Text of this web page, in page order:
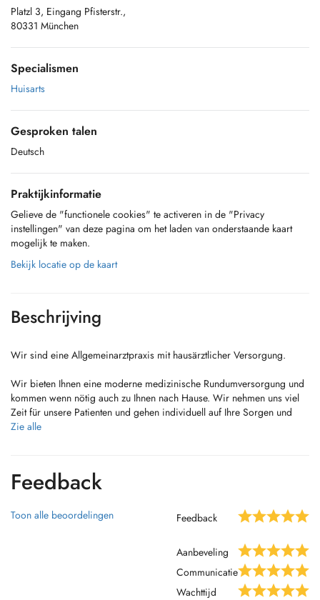
Platzl 3, Eingang Pfisterstr.,
80331 München
Specialismen
Huisarts
Gesproken talen
Deutsch
Praktijkinformatie
Gelieve de "functionele cookies" te activeren in de "Privacy
instellingen" van deze pagina om het laden van onderstaande kaart
mogelijk te maken.
Bekijk locatie op de kaart
Beschrijving
Wir sind eine Allgemeinarztpraxis mit hausärztlicher Versorgung.
Wir bieten Ihnen eine moderne medizinische Rundumversorgung und
kommen wenn nötig auch zu Ihnen nach Hause. Wir nehmen uns viel
Zeit für unsere Patienten und gehen individuell auf Ihre Sorgen und
Beschwerden ein.
Spezialisierungen:
Umweltberatung (Verband Umweltmedizin)
Zie alle
Feedback
Toon alle beoordelingen Feedback
Aanbeveling
Communicatie
Wachttijd